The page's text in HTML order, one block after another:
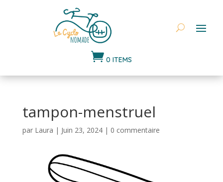
 0 ITEMS
tampon-menstruel
par Laura | Juin 23, 2024| 0 commentaire